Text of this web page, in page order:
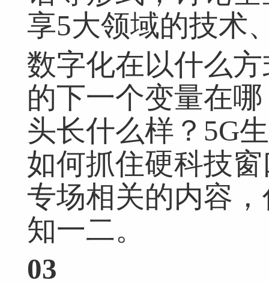
享5大领域的技术
数字化在以什么
的下一个变量在
头长什么样？5G
如何抓住硬科技
专场相关的内容
知一二。
03